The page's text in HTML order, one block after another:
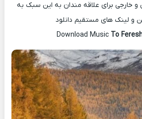
و خارجی برای علاقه مندان به این سبک به
و لینک های مستقیم دانلود
To